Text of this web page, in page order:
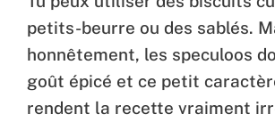
petits-beurre ou des sablés.
honnêtement, les speculoos
goût épicé et ce petit
rendent la recette vraiment